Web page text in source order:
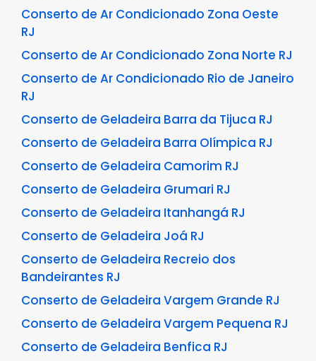
Conserto de Ar Condicionado Zona Oeste
RJ
Conserto de Ar Condicionado Zona Norte RJ
Conserto de Ar Condicionado Rio de Janeiro
RJ
Conserto de Geladeira Barra da Tijuca RJ
Conserto de Geladeira Barra Olímpica RJ
Conserto de Geladeira Camorim RJ
Conserto de Geladeira Grumari RJ
Conserto de Geladeira Itanhangá RJ
Conserto de Geladeira Joá RJ
Conserto de Geladeira Recreio dos
Bandeirantes RJ
Conserto de Geladeira Vargem Grande RJ
Conserto de Geladeira Vargem Pequena RJ
Conserto de Geladeira Benfica RJ